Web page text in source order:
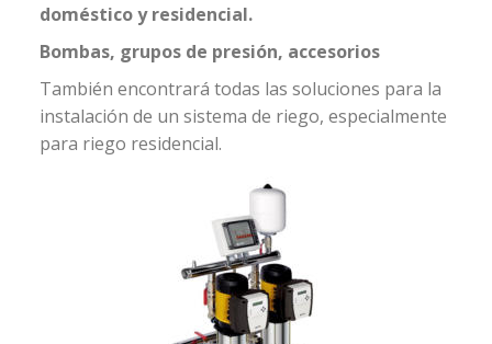
doméstico y residencial.
Bombas, grupos de presión, accesorios
También encontrará todas las soluciones para la
instalación de un sistema de riego, especialmente
para riego residencial.